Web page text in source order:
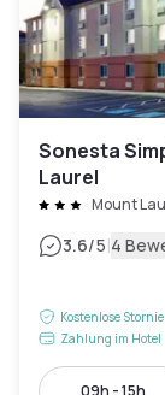
Sonesta
Laurel
Mount
3.6/5|4
Kostenlose
Zahlung im Hotel
09h - 15h